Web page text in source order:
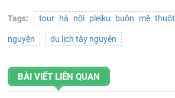
Tags: tour hà nội pleiku buôn mê thuột
nguyên du lịch tây nguyên
BÀI VIẾT LIÊN QUAN